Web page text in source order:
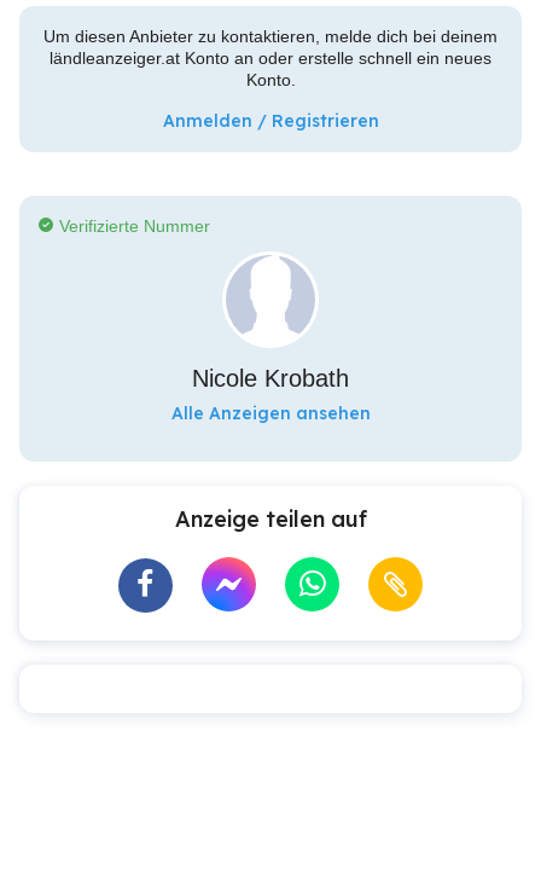
Um diesen Anbieter zu kontaktieren, melde dich bei deinem
ländleanzeiger.at Konto an oder erstelle schnell ein neues
Konto.
Anmelden / Registrieren
Verifizierte Nummer
Nicole Krobath
Alle Anzeigen ansehen
Anzeige teilen auf